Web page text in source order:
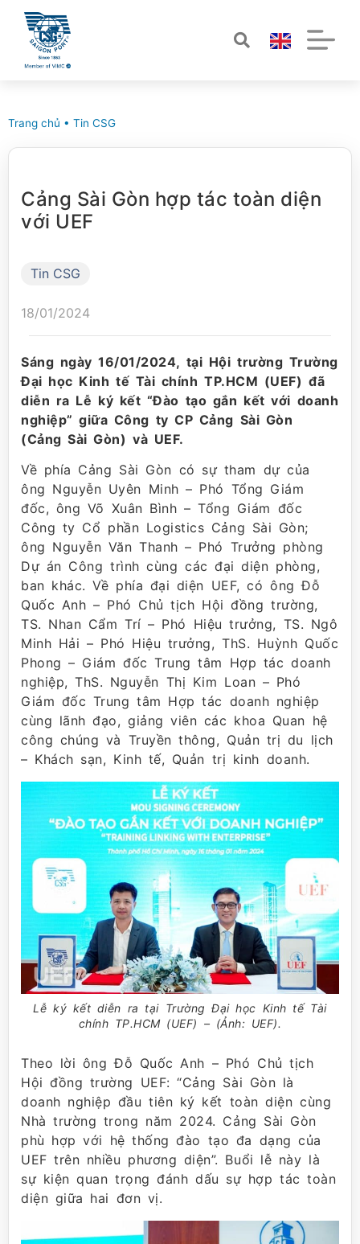
Trang chủ • Tin CSG
Cảng Sài Gòn hợp tác toàn diện
với UEF
Tin CSG
18/01/2024
Sáng ngày 16/01/2024, tại Hội trường Trường
Đại học Kinh tế Tài chính TP.HCM (UEF) đã
diễn ra Lễ ký kết “Đào tạo gắn kết với doanh
nghiệp” giữa Công ty CP Cảng Sài Gòn
(Cảng Sài Gòn) và UEF.
Về phía Cảng Sài Gòn có sự tham dự của
ông Nguyễn Uyên Minh – Phó Tổng Giám
đốc, ông Võ Xuân Bình – Tổng Giám đốc
Công ty Cổ phần Logistics Cảng Sài Gòn;
ông Nguyễn Văn Thanh – Phó Trưởng phòng
Dự án Công trình cùng các đại diện phòng,
ban khác. Về phía đại diện UEF, có ông Đỗ
Quốc Anh – Phó Chủ tịch Hội đồng trường,
TS. Nhan Cẩm Trí – Phó Hiệu trưởng, TS. Ngô
Minh Hải – Phó Hiệu trưởng, ThS. Huỳnh Quốc
Phong – Giám đốc Trung tâm Hợp tác doanh
nghiệp, ThS. Nguyễn Thị Kim Loan – Phó
Giám đốc Trung tâm Hợp tác doanh nghiệp
cùng lãnh đạo, giảng viên các khoa Quan hệ
công chúng và Truyền thông, Quản trị du lịch
– Khách sạn, Kinh tế, Quản trị kinh doanh.
Lễ ký kết diễn ra tại Trường Đại học Kinh tế Tài
chính TP.HCM (UEF) – (Ảnh: UEF).
Theo lời ông Đỗ Quốc Anh – Phó Chủ tịch
Hội đồng trường UEF: “Cảng Sài Gòn là
doanh nghiệp đầu tiên ký kết toàn diện cùng
Nhà trường trong năm 2024. Cảng Sài Gòn
phù hợp với hệ thống đào tạo đa dạng của
UEF trên nhiều phương diện”. Buổi lễ này là
sự kiện quan trọng đánh dấu sự hợp tác toàn
diện giữa hai đơn vị.